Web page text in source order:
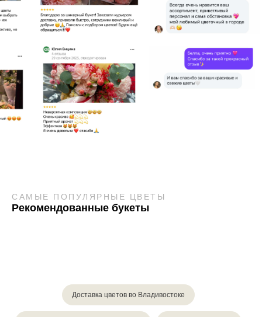
САМЫЕ ПОПУЛЯРНЫЕ ЦВЕТЫ
Рекомендованные букеты
Доставка цветов во Владивостоке